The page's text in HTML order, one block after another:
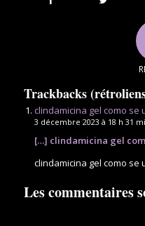
Trackbacks
clindamicina gel como se
3 décembre 2023 à 18 h 31
[…] clindamicina gel
clindamicina gel como se
Les commentaires